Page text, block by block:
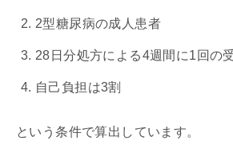
2型糖尿病の成人患者
28日分処方による4週間に1回の
自己負担は3割
という条件で算出しています。